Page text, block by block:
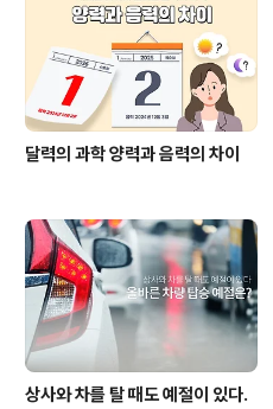
달력의 과학 양력과 음력의 차이
상사와 차를 탈 때도 예절이 있다.